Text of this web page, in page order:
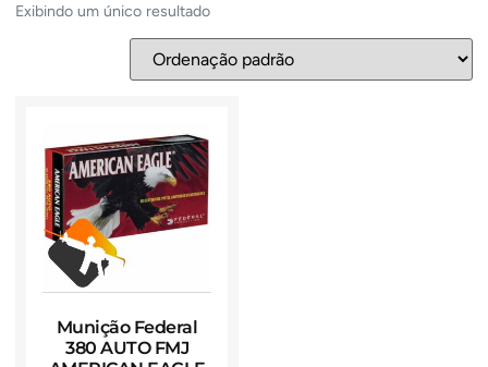
Exibindo um único resultado
Munição Federal
380 AUTO FMJ